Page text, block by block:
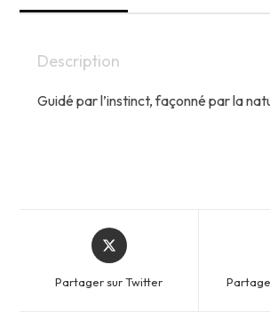
Description
Guidé par l’instinct, façonné par la
Opens
in
new
Partager sur Twitter